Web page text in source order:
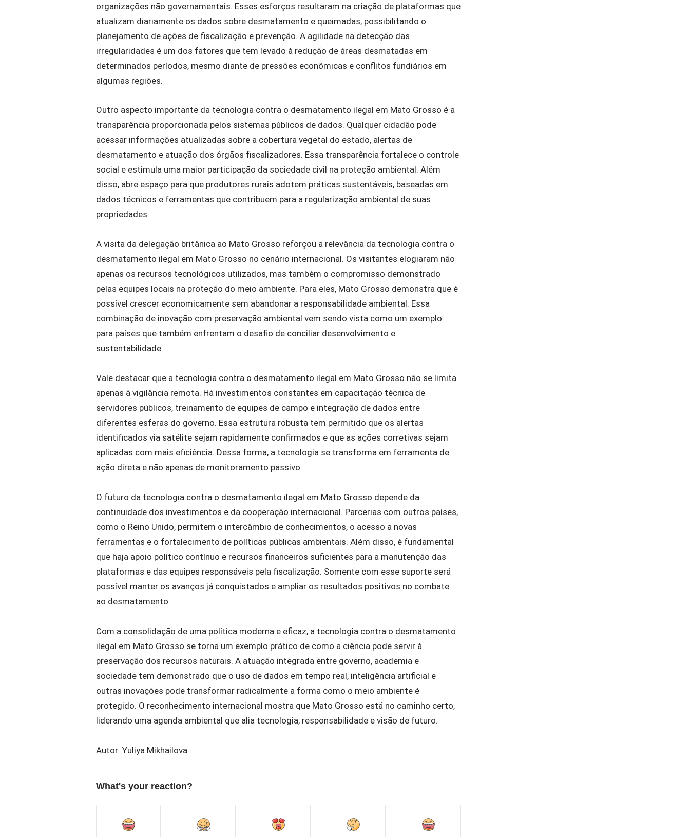
organizações não governamentais. Esses esforços resultaram na criação de plataformas que
atualizam diariamente os dados sobre desmatamento e queimadas, possibilitando o
planejamento de ações de fiscalização e prevenção. A agilidade na detecção das
irregularidades é um dos fatores que tem levado à redução de áreas desmatadas em
determinados períodos, mesmo diante de pressões econômicas e conflitos fundiários em
algumas regiões.
Outro aspecto importante da tecnologia contra o desmatamento ilegal em Mato Grosso é a
transparência proporcionada pelos sistemas públicos de dados. Qualquer cidadão pode
acessar informações atualizadas sobre a cobertura vegetal do estado, alertas de
desmatamento e atuação dos órgãos fiscalizadores. Essa transparência fortalece o controle
social e estimula uma maior participação da sociedade civil na proteção ambiental. Além
disso, abre espaço para que produtores rurais adotem práticas sustentáveis, baseadas em
dados técnicos e ferramentas que contribuem para a regularização ambiental de suas
propriedades.
A visita da delegação britânica ao Mato Grosso reforçou a relevância da tecnologia contra o
desmatamento ilegal em Mato Grosso no cenário internacional. Os visitantes elogiaram não
apenas os recursos tecnológicos utilizados, mas também o compromisso demonstrado
pelas equipes locais na proteção do meio ambiente. Para eles, Mato Grosso demonstra que é
possível crescer economicamente sem abandonar a responsabilidade ambiental. Essa
combinação de inovação com preservação ambiental vem sendo vista como um exemplo
para países que também enfrentam o desafio de conciliar desenvolvimento e
sustentabilidade.
Vale destacar que a tecnologia contra o desmatamento ilegal em Mato Grosso não se limita
apenas à vigilância remota. Há investimentos constantes em capacitação técnica de
servidores públicos, treinamento de equipes de campo e integração de dados entre
diferentes esferas do governo. Essa estrutura robusta tem permitido que os alertas
identificados via satélite sejam rapidamente confirmados e que as ações corretivas sejam
aplicadas com mais eficiência. Dessa forma, a tecnologia se transforma em ferramenta de
ação direta e não apenas de monitoramento passivo.
O futuro da tecnologia contra o desmatamento ilegal em Mato Grosso depende da
continuidade dos investimentos e da cooperação internacional. Parcerias com outros países,
como o Reino Unido, permitem o intercâmbio de conhecimentos, o acesso a novas
ferramentas e o fortalecimento de políticas públicas ambientais. Além disso, é fundamental
que haja apoio político contínuo e recursos financeiros suficientes para a manutenção das
plataformas e das equipes responsáveis pela fiscalização. Somente com esse suporte será
possível manter os avanços já conquistados e ampliar os resultados positivos no combate
ao desmatamento.
Com a consolidação de uma política moderna e eficaz, a tecnologia contra o desmatamento
ilegal em Mato Grosso se torna um exemplo prático de como a ciência pode servir à
preservação dos recursos naturais. A atuação integrada entre governo, academia e
sociedade tem demonstrado que o uso de dados em tempo real, inteligência artificial e
outras inovações pode transformar radicalmente a forma como o meio ambiente é
protegido. O reconhecimento internacional mostra que Mato Grosso está no caminho certo,
liderando uma agenda ambiental que alia tecnologia, responsabilidade e visão de futuro.
Autor: Yuliya Mikhailova
What's your reaction?